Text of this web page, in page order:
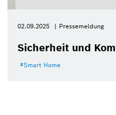
02.09.2025 Pressemeldung
Sicherheit und
Smart Home